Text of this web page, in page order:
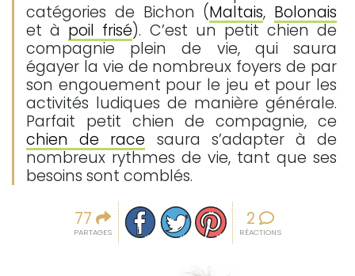
catégories de Bichon (Maltais, Bolonais
et à poil frisé). C’est un petit chien de
compagnie plein de vie, qui saura
égayer la vie de nombreux foyers de par
son engouement pour le jeu et pour les
activités ludiques de manière générale.
Parfait petit chien de compagnie, ce
chien de race saura s’adapter à de
nombreux rythmes de vie, tant que ses
besoins sont comblés.
77
PARTAGES
Partager sur facebook
Partager sur Twitter
Epingler sur Pinterest
2
RÉACTIONS